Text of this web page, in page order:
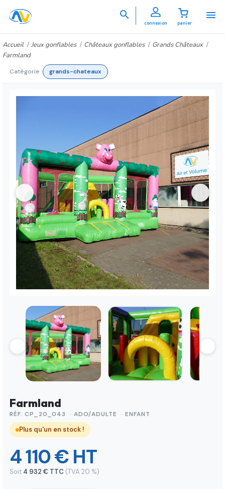

panier
connexion

Accueil Jeux gonflables Châteaux gonflables
Grands Châteaux
Farmland
Catégorie : grands-chateaux
Farmland
RÉF. CP_20_043 · ADO/ADULTE · ENFANT
Plus qu'un en stock !
4 110 € HT
Soit 4 932 € TTC (TVA 20 %)